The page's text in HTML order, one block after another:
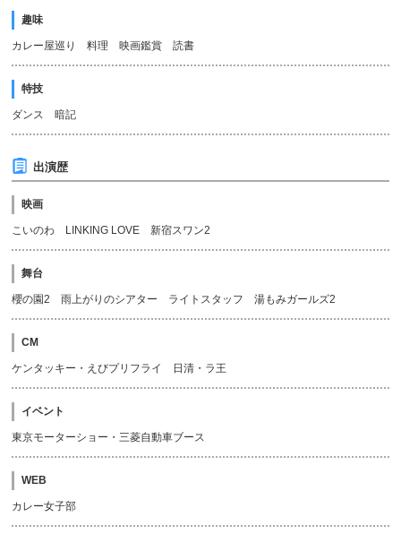
趣味
カレー屋巡り 料理 映画鑑賞 読書
特技
ダンス 暗記
出演歴
映画
こいのわ LINKING LOVE 新宿スワン2
舞台
櫻の園2 雨上がりのシアター ライトスタッフ 湯もみガールズ2
CM
ケンタッキー・えびプリフライ 日清・ラ王
イベント
東京モーターショー・三菱自動車ブース
WEB
カレー女子部